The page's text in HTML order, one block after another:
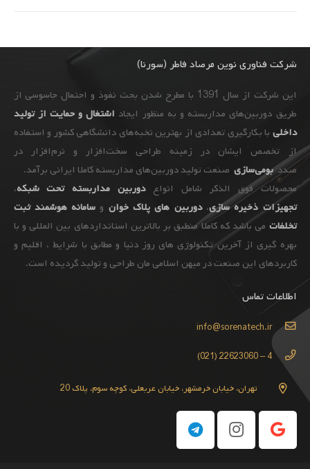
شرکت فناوری نوین مرصاد فاطر (سورنا)
این شرکت از سال 1391 با مطرح شدن بحث نفوذ و احتمال جاسوسی از
طریق دوربین‌های مداربسته و به ‌منظور ایجاد اشتغال و حمایت از تولید
داخلی با بکارگیری تعدادی از بهترین نخبه‌های دانشگاهی کشور و استفاده
از تخصص ایشان در زمینه طراحی سخت‌افزار و نرم‌افزار در
صددبومی‌سازی صنعت تولید دوربین‌های مداربسته کاملا ایرانی برآمد.
محصولات فوق الذکر شامل انواع دوربین مداربسته تحت شبکه،
تجهیزات ذخیره سازی، دوربین های پلاک خوان وسامانه هوشمند ثبت
تخلفات می باشد که کاملا منطبق بر بالاترین استانداردهای بین المللی و با
بهره گیری از آخرین تکنولوژی های روز دنیا و مطابق با شرایط ، اقلیم و
کاربردهای این صنعت در میهن اسلامی مان طراحی و تولید گردیده است.
اطلاعات تماس
info@sorenatech.ir
4 – 22623060 (021)
تهران، خیابان خرمشهر، خیابان عربعلی، کوچه سوم، پلاک 20